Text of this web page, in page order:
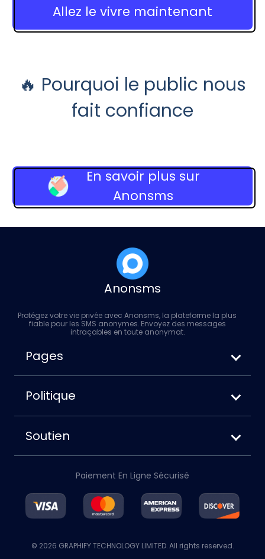
Allez le vivre maintenant
🔥 Pourquoi le public nous
fait confiance
En savoir plus sur
Anonsms
Anonsms
Protégez votre vie privée avec Anonsms, la plateforme la plus
fiable pour les SMS anonymes. Envoyez des messages
intraçables en toute anonymat.
Pages
Comment envoyer un SMS anonyme
Anonsms vs. Anonymoustext
Comment bloquer votre numéro lors de
l'envoi de SMS
Politique
Conditions d'utilisation
Politique de confidentialité
Politique relative aux cookies
Avis de non-responsabilité
Politique de remboursement
Soutien
À propos de nous
Blog
Paiement En Ligne Sécurisé
© 2026 GRAPHIFY TECHNOLOGY LIMITED. All rights reserved.